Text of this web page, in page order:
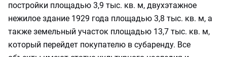
постройки площадью 3,9 тыс. кв. м, двухэтажное
нежилое здание 1929 года площадью 3,8 тыс. кв. м, а
также земельный участок площадью 13,7 тыс. кв. м,
который перейдет покупателю в субаренду. Все